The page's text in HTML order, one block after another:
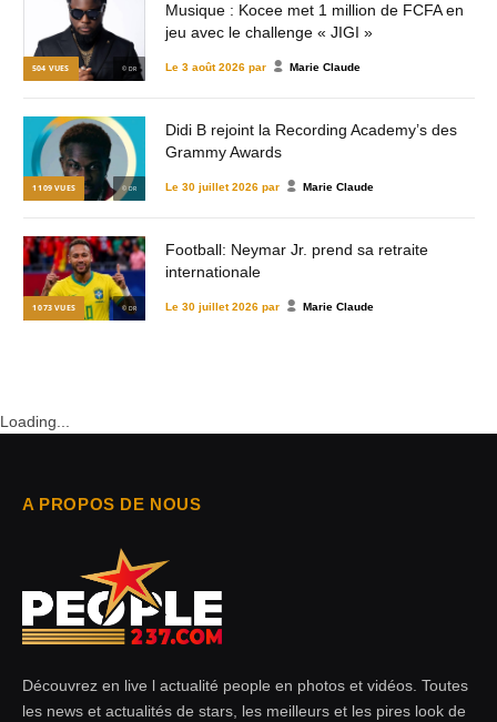
504 VUES © DR
Musique : Kocee met 1 million de FCFA en
jeu avec le challenge « JIGI »
Le 3 août 2026 par Marie Claude
1 109 VUES © DR
Didi B rejoint la Recording Academy’s des
Grammy Awards
Le 30 juillet 2026 par Marie Claude
1 073 VUES © DR
Football: Neymar Jr. prend sa retraite
internationale
Le 30 juillet 2026 par Marie Claude
Loading...
A PROPOS DE NOUS
Découvrez en live l actualité people en photos et vidéos. Toutes
les news et actualités de stars, les meilleurs et les pires look de